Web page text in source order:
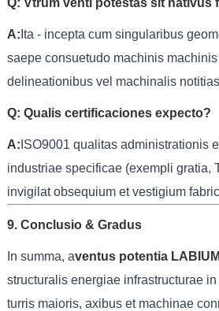
A: Ita - incepta cum singularibus
saepe consuetudo machinis
delineationibus vel machinalis
Q: Qualis certificaciones expecto?
A: ISO9001 qualitas administrationis
industriae specificae (exempli gratia,
invigilat obsequium et vestigium
9. Conclusio & Gradus
In summa, aventus potentia LABIUM
structuralis energiae infrastructurae
turris maioris, axibus et machinae